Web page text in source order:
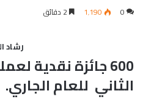
0 1٬190
رشاد
600 جائزة نقدية
الثاني للعام الجاري.